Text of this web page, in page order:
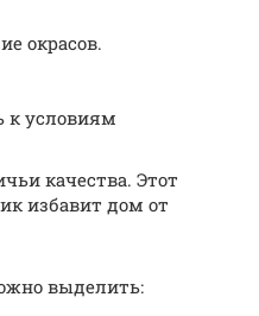
окрасов.
к условиям
качества. Этот
избавит дом от
выделить: